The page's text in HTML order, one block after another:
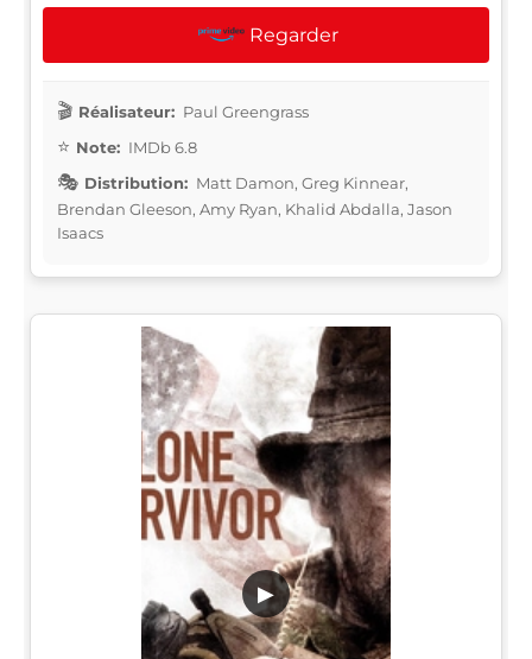
Regarder
Réalisateur: Paul Greengrass
Note: IMDb 6.8
Distribution: Matt Damon, Greg Kinnear,
Brendan Gleeson, Amy Ryan, Khalid Abdalla, Jason
Isaacs
▶